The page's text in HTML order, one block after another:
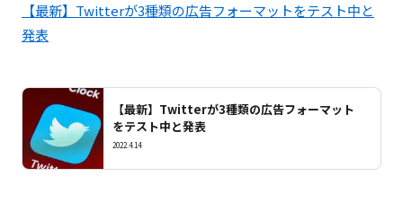
【最新】Twitterが3種類の広告フォーマットをテスト中と
発表
【最新】Twitterが3種類の広告フォーマット
をテスト中と発表
2022.4.14